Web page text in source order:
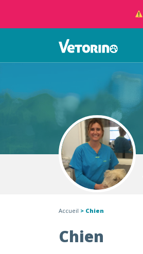
Accueil > Chien
Chien